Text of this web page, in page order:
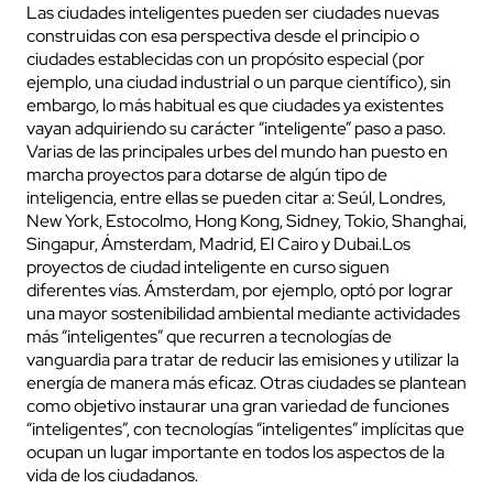
Las ciudades inteligentes pueden ser ciudades nuevas
construidas con esa perspectiva desde el principio o
ciudades establecidas con un propósito especial (por
ejemplo, una ciudad industrial o un parque científico), sin
embargo, lo más habitual es que ciudades ya existentes
vayan adquiriendo su carácter “inteligente” paso a paso.
Varias de las principales urbes del mundo han puesto en
marcha proyectos para dotarse de algún tipo de
inteligencia, entre ellas se pueden citar a: Seúl, Londres,
New York, Estocolmo, Hong Kong, Sidney, Tokio, Shanghai,
Singapur, Ámsterdam, Madrid, El Cairo y Dubai.Los
proyectos de ciudad inteligente en curso siguen
diferentes vías. Ámsterdam, por ejemplo, optó por lograr
una mayor sostenibilidad ambiental mediante actividades
más “inteligentes” que recurren a tecnologías de
vanguardia para tratar de reducir las emisiones y utilizar la
energía de manera más eficaz. Otras ciudades se plantean
como objetivo instaurar una gran variedad de funciones
“inteligentes”, con tecnologías “inteligentes” implícitas que
ocupan un lugar importante en todos los aspectos de la
vida de los ciudadanos.